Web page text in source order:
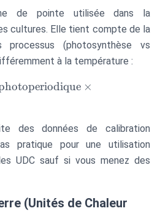
de pointe utilisée dans la
cultures. Elle tient compte de la
(photosynthèse vs
à la température :
×
des données de calibration
pratique pour une utilisation
UDC sauf si vous menez des
(Unités de Chaleur